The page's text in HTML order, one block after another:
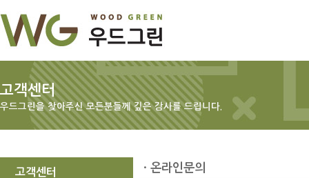
고객센터
우드그린을 찾아주신 모든분들께 깊은 감사를 드립니다.
고객센터 ㆍ온라인문의